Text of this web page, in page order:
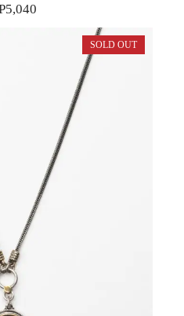
5,040
SOLD OUT